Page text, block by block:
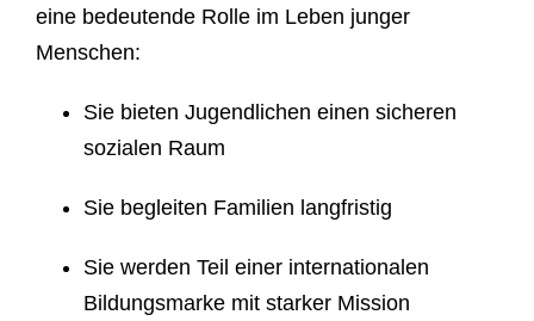
eine bedeutende Rolle im Leben junger
Menschen:
Sie bieten Jugendlichen einen sicheren
sozialen Raum
Sie begleiten Familien langfristig
Sie werden Teil einer internationalen
Bildungsmarke mit starker Mission